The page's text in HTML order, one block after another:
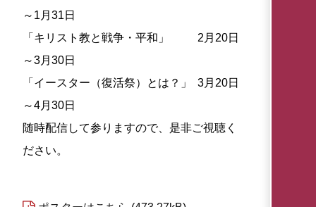
～1月31日
「キリスト教と戦争・平和」 2月20日
～3月30日
「イースター（復活祭）とは？」 3月20日
～4月30日
随時配信して参りますので、是非ご視聴く
ださい。